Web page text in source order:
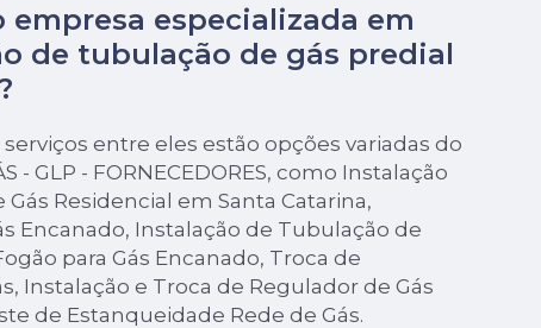
empresa especializada em
de tubulação de gás predial
entre eles estão opções variadas do
- GLP - FORNECEDORES, como Instalação
Residencial em Santa Catarina,
Encanado, Instalação de Tubulação de
para Gás Encanado, Troca de
Instalação e Troca de Regulador de Gás
de Estanqueidade Rede de Gás.